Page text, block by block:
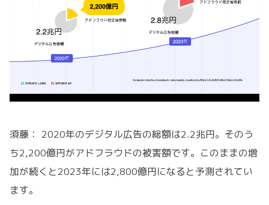
須藤： 2020年のデジタル広告の総額は2.2兆円。そのう
ち2,200億円がアドフラウドの被害額です。このままの増
加が続くと2023年には2,800億円になると予測されてい
ます。